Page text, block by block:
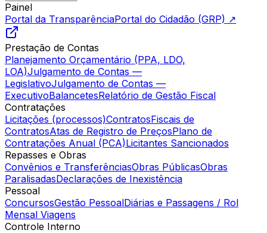
Painel
Portal da TransparênciaPortal do Cidadão (GRP) ↗
Prestação de Contas
Planejamento Orçamentário (PPA, LDO,
LOA)Julgamento de Contas —
LegislativoJulgamento de Contas —
ExecutivoBalancetesRelatório de Gestão Fiscal
Contratações
Licitações (processos)ContratosFiscais de
ContratosAtas de Registro de PreçosPlano de
Contratações Anual (PCA)Licitantes Sancionados
Repasses e Obras
Convênios e TransferênciasObras PúblicasObras
ParalisadasDeclarações de Inexistência
Pessoal
ConcursosGestão PessoalDiárias e Passagens / Rol
Mensal Viagens
Controle Interno